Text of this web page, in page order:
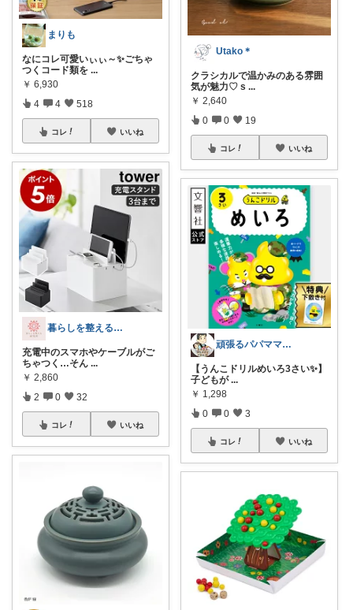
まりも
なにコレ可愛いぃぃ～✨ごちゃ
つくコード類を ...
￥ 6,930
4 4 518
コレ いいね
暮らしを整える研究所🍀
充電中のスマホやケーブルがご
ちゃつく…そん ...
￥ 2,860
2 0 32
コレ いいね
Utako＊
クラシカルで温かみのある雰囲
気が魅力♡ s ...
￥ 2,640
0 0 19
コレ いいね
頑張るパパママ応援隊@育児・子供用品紹介
【うんこドリルめいろ3さい✨】
子どもが ...
￥ 1,298
0 0 3
コレ いいね